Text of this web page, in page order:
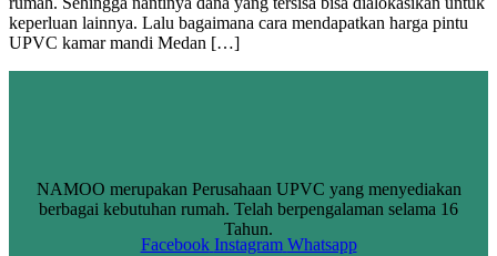
keperluan lainnya. Lalu bagaimana cara mendapatkan harga pintu
UPVC kamar mandi Medan […]
NAMOO merupakan Perusahaan UPVC yang menyediakan
berbagai kebutuhan rumah. Telah berpengalaman selama 16
Tahun.
Facebook Instagram Whatsapp